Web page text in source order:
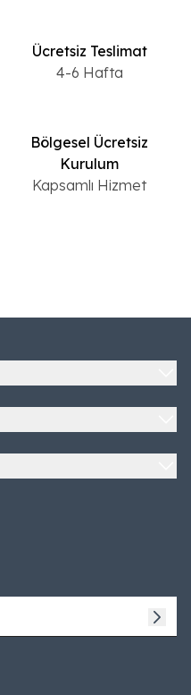
Ücretsiz Teslimat
4-6 Hafta
Bölgesel Ücretsiz
Kurulum
Kapsamlı Hizmet